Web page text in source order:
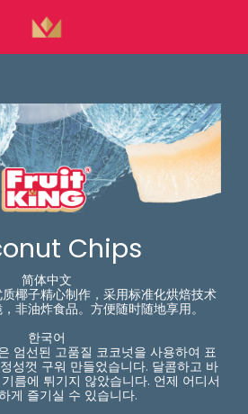
Chips
简体中文
椰子精心制作，采用标准化烘焙技术
非油炸食品。方便随时随地享用。
한국어
엄선된 고품질 코코넛을 사용하여 표
성껏 구워 만들었습니다. 달콤하고 바
름에 튀기지 않았습니다. 언제 어디서
게 즐기실 수 있습니다.